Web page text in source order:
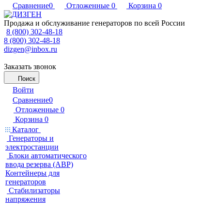
Сравнение0 Отложенные 0 Корзина 0
Продажа и обслуживание генераторов по всей России
8 (800) 302-48-18
8 (800) 302-48-18
dizgen@inbox.ru
Заказать звонок
Поиск
Войти
Сравнение0
Отложенные 0
Корзина 0
Каталог
Генераторы и
электростанции
Блоки автоматического
ввода резерва (АВР)
Контейнеры для
генераторов
Стабилизаторы
напряжения